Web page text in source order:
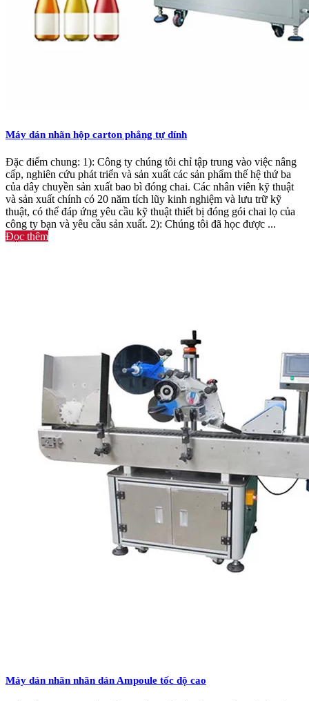
Máy dán nhãn hộp carton phẳng tự dính
Đặc điểm chung: 1): Công ty chúng tôi chỉ tập trung vào việc nâng
cấp, nghiên cứu phát triển và sản xuất các sản phẩm thế hệ thứ ba
của dây chuyền sản xuất bao bì đóng chai. Các nhân viên kỹ thuật
và sản xuất chính có 20 năm tích lũy kinh nghiệm và lưu trữ kỹ
thuật, có thể đáp ứng yêu cầu kỹ thuật thiết bị đóng gói chai lọ của
công ty bạn và yêu cầu sản xuất. 2): Chúng tôi đã học được ...
Đọc thêm
Máy dán nhãn nhãn dán Ampoule tốc độ cao